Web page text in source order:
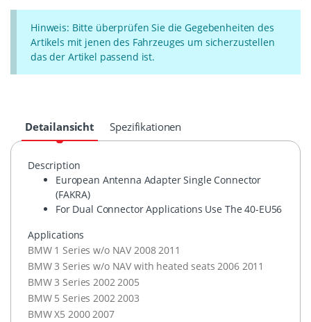
Hinweis: Bitte überprüfen Sie die Gegebenheiten des
Artikels mit jenen des Fahrzeuges um sicherzustellen
das der Artikel passend ist.
Detailansicht Spezifikationen
Description
European Antenna Adapter Single Connector
(FAKRA)
For Dual Connector Applications Use The 40-EU56
Applications
BMW1 Series w/o NAV 2008 2011
BMW3 Series w/o NAV with heated seats 2006 2011
BMW3 Series 2002 2005
BMW5 Series 2002 2003
BMWX5 2000 2007